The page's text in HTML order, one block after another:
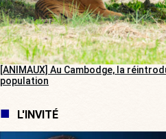
[ANIMAUX] Au Cambodge, la
population
L'INVITÉ